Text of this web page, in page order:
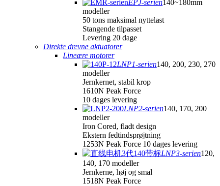
EPJ-serien140~180mm
modeller
50 tons maksimal nyttelast
Stangende tilpasset
Levering 20 dage
Direkte drevne aktuatorer
Lineære motorer
LNP1-serien140, 200, 230, 270
modeller
Jernkernet, stabil krop
1610N Peak Force
10 dages levering
LNP2-serien140, 170, 200
modeller
Iron Cored, fladt design
Ekstern fedtindsprøjtning
1253N Peak Force 10 dages levering
LNP3-serien120,
140, 170 modeller
Jernkerne, høj og smal
1518N Peak Force